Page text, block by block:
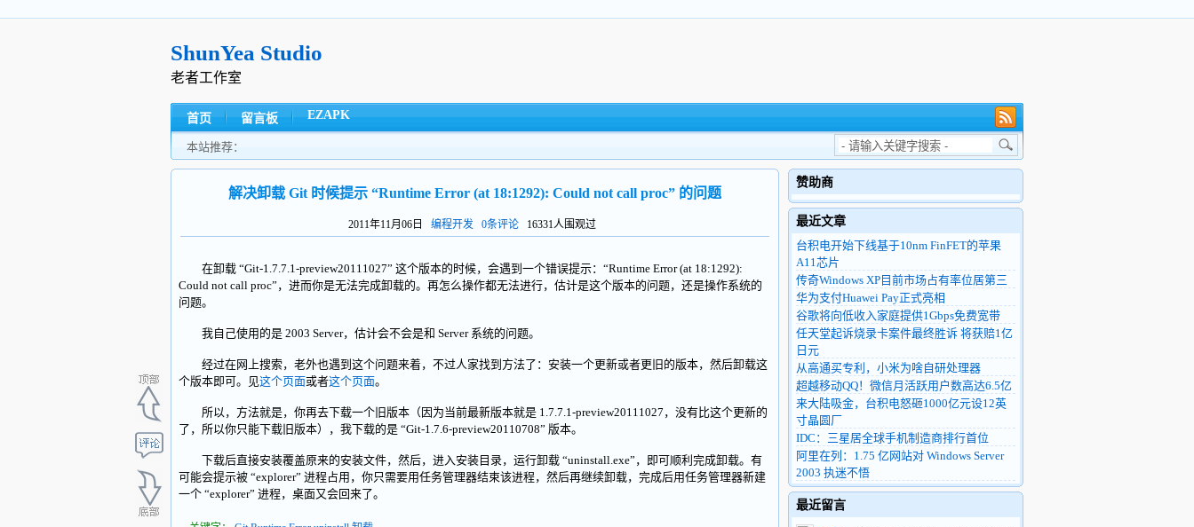
ShunYea Studio
老者工作室
首页 留言板 EZAPK
本站推荐：
解决卸载 Git 时候提示 “Runtime Error (at 18:1292): Could not call proc” 的问题
2011年11月06日 编程开发 0条评论 16331人围观过
在卸载 “Git-1.7.7.1-preview20111027” 这个版本的时候，会遇到一个错误提示：“Runtime Error (at 18:1292):
Could not call proc”，进而你是无法完成卸载的。再怎么操作都无法进行，估计是这个版本的问题，还是操作系统的
问题。
我自己使用的是 2003 Server，估计会不会是和 Server 系统的问题。
经过在网上搜索，老外也遇到这个问题来着，不过人家找到方法了：安装一个更新或者更旧的版本，然后卸载这
个版本即可。见这个页面或者这个页面。
所以，方法就是，你再去下载一个旧版本（因为当前最新版本就是 1.7.7.1-preview20111027，没有比这个更新的
了，所以你只能下载旧版本），我下载的是 “Git-1.7.6-preview20110708” 版本。
下载后直接安装覆盖原来的安装文件，然后，进入安装目录，运行卸载 “uninstall.exe”，即可顺利完成卸载。有
可能会提示被 “explorer” 进程占用，你只需要用任务管理器结束该进程，然后再继续卸载，完成后用任务管理器新建
一个 “explorer” 进程，桌面又会回来了。
赞助商
最近文章
台积电开始下线基于10nm FinFET的苹果
A11芯片
传奇Windows XP目前市场占有率位居第三
华为支付Huawei Pay正式亮相
谷歌将向低收入家庭提供1Gbps免费宽带
任天堂起诉烧录卡案件最终胜诉 将获赔1亿
日元
从高通买专利，小米为啥自研处理器
超越移动QQ！微信月活跃用户数高达6.5亿
来大陆吸金，台积电怒砸1000亿元设12英
寸晶圆厂
IDC：三星居全球手机制造商排行首位
阿里在列：1.75 亿网站对 Windows Server
2003 执迷不悟
最近留言